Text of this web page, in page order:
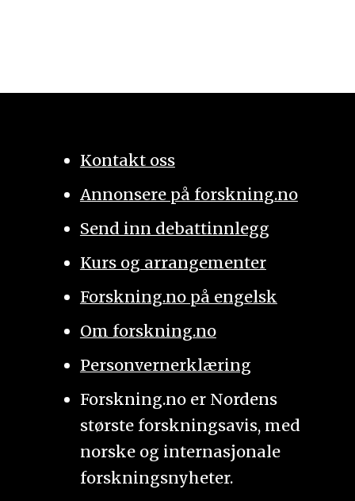
Kontakt oss
Annonsere på forskning.no
Send inn debattinnlegg
Kurs og arrangementer
Forskning.no på engelsk
Om forskning.no
Personvernerklæring
Forskning.no er Nordens
største forskningsavis, med
norske og internasjonale
forskningsnyheter.